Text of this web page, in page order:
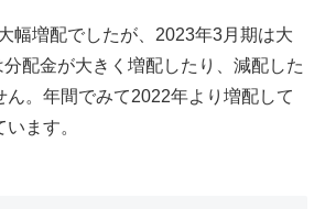
幅増配でしたが、2023年3月期は大
配金が大きく増配したり、減配した
ん。年間でみて2022年より増配して
ます。